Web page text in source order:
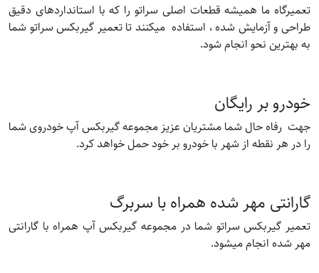
تعمیرگاه ما همیشه قطعات اصلی سراتو را که با استانداردهای دقیق
طراحی و آزمایش شده ، استفاده میکنند تا تعمیر گیربکس سراتو شما
به بهترین نحو انجام شود.
خودرو بر رایگان
جهت رفاه حال شما مشتریان عزیز مجموعه گیربکس آپ خودروی شما
را در هر نقطه از شهر با خودرو بر خود حمل خواهد کرد.
گارانتی مهر شده همراه با سربرگ
تعمیر گیربکس سراتو شما در مجموعه گیربکس آپ همراه با گارانتی
مهر شده انجام میشود.